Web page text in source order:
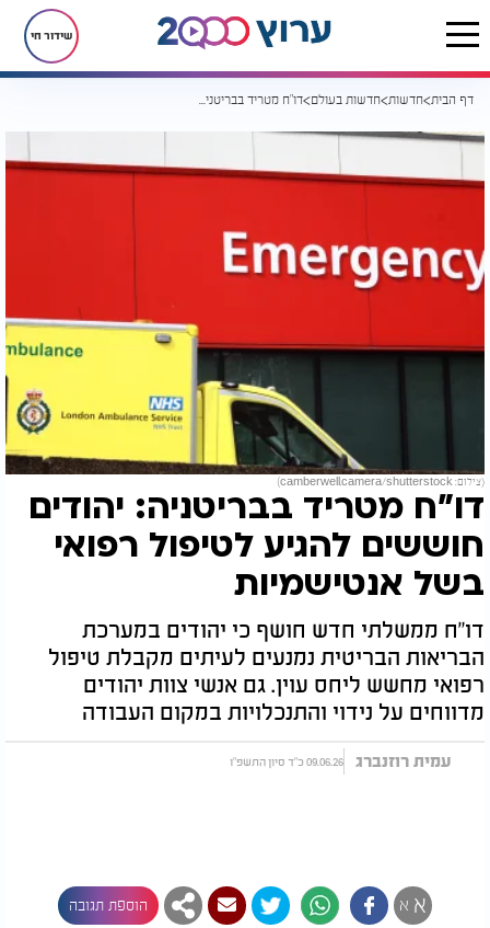
שידור חי
דף הבית חדשות חדשות בעולם דו"ח מטריד בבריטניה: יהודים חוששים להגיע לטיפול רפואי בשל אנטישמיות
(צילום: camberwell.camera/shutterstock)
דו"ח מטריד בבריטניה: יהודים
חוששים להגיע לטיפול רפואי
בשל אנטישמיות
דו"ח ממשלתי חדש חושף כי יהודים במערכת
הבריאות הבריטית נמנעים לעיתים מקבלת טיפול
רפואי מחשש ליחס עוין. גם אנשי צוות יהודים
מדווחים על נידוי והתנכלויות במקום העבודה
עמית רוזנברג 09.06.26 כ"ד סיון התשפ"ו
א א הוספת תגובה